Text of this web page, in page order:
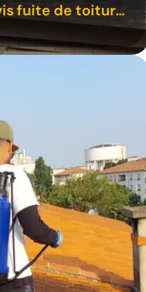
fuite de toiture